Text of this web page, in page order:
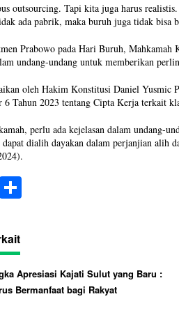
outsourcing. Tapi kita juga harus
ada pabrik, maka buruh juga tidak bisa
Prabowo pada Hari Buruh,
undang-undang untuk memberikan
oleh Hakim Konstitusi Daniel Yusmic
6 Tahun 2023 tentang Cipta Kerja terkait
perlu ada kejelasan dalam undang-
dapat dialih dayakan dalam perjanjian alih
Pr
Apresiasi Kajati Sulut yang Baru :
Bermanfaat bagi Rakyat